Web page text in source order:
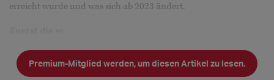
erreicht wurde und was sich ab 2023 ändert.
Premium-Mitglied werden, um diesen Artikel zu lesen.